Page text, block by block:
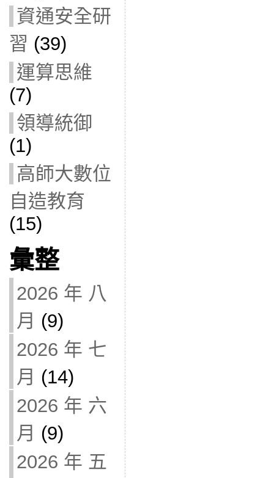
資通安全研
習 (39)
運算思維
(7)
領導統御
(1)
高師大數位
自造教育
(15)
彙整
2026 年 八
月 (9)
2026 年 七
月 (14)
2026 年 六
月 (9)
2026 年 五